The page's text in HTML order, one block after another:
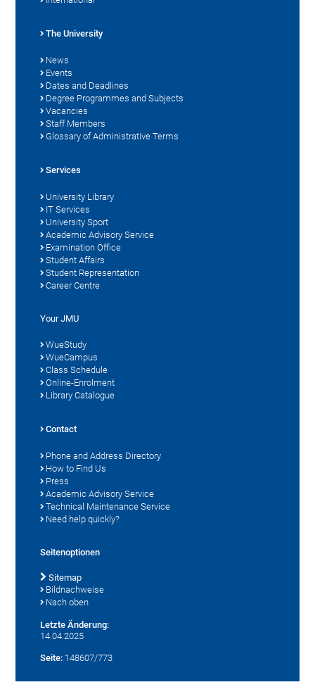
The University
News
Events
Dates and Deadlines
Degree Programmes and Subjects
Vacancies
Staff Members
Glossary of Administrative Terms
Services
University Library
IT Services
University Sport
Academic Advisory Service
Examination Office
Student Affairs
Student Representation
Career Centre
Your JMU
WueStudy
WueCampus
Class Schedule
Online-Enrolment
Library Catalogue
Contact
Phone and Address Directory
How to Find Us
Press
Academic Advisory Service
Technical Maintenance Service
Need help quickly?
Seitenoptionen
Sitemap
Bildnachweise
Nach oben
Letzte Änderung:
14.04.2025
Seite: 148607/773